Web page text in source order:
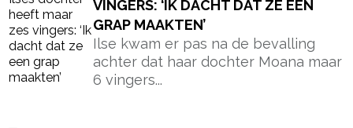
VINGERS: ‘IK DACHT DAT ZE EEN
GRAP MAAKTEN’
Ilse kwam er pas na de bevalling
achter dat haar dochter Moana maar
6 vingers...